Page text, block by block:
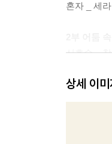
혼자 _ 세
신호수 _
「블룸펠
『인간의
상세 이미